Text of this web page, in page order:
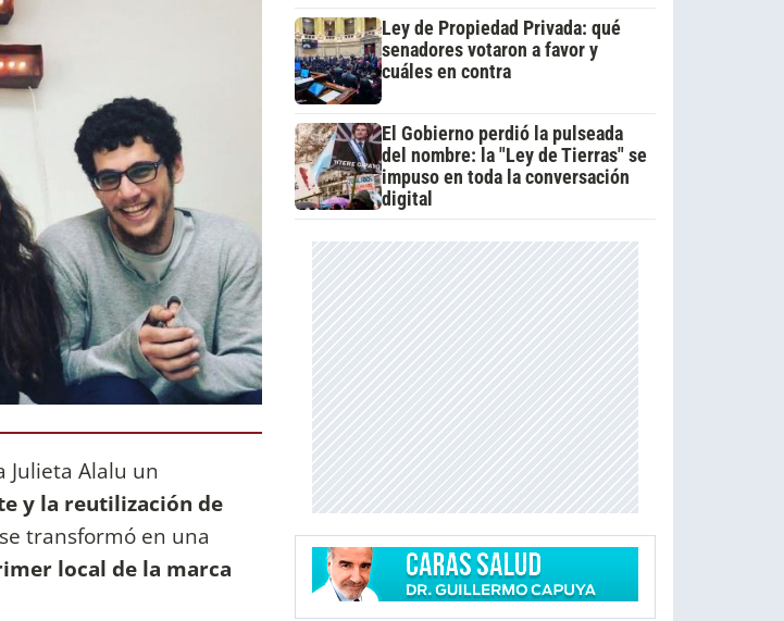
Julieta Alalu un
y la reutilización de
transformó en una
local de la marca
Ley de Propiedad Privada: qué
senadores votaron a favor y
cuáles en contra
El Gobierno perdió la pulseada
del nombre: la "Ley de Tierras" se
impuso en toda la conversación
digital